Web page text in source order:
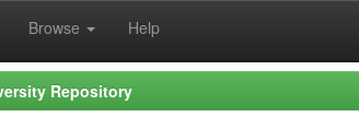
Browse Help
Repository